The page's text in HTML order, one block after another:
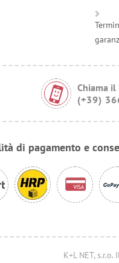
Chiama
(+39)
di pagamento e
K+L NET,